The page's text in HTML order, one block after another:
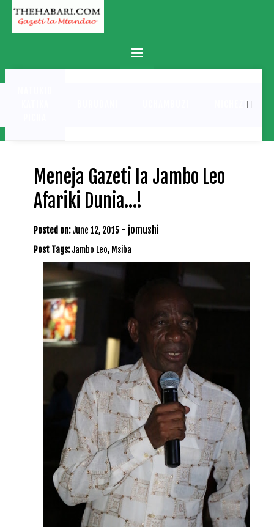
Skip
content
Primary
Menu
MICHEZO
Meneja Gazeti la Jambo Leo
Afariki Dunia…!
Posted on: June 12, 2015 - jomushi
Post Tags:Jambo Leo, Msiba